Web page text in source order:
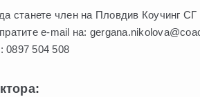
станете член на Пловдив Коучинг
e-mail на:
0897 504 508